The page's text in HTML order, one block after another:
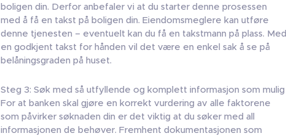
boligen din. Derfor anbefaler vi at du starter denne prosessen
med å få en takst på boligen din. Eiendomsmeglere kan utføre
denne tjenesten – eventuelt kan du få en takstmann på plass. Med
en godkjent takst for hånden vil det være en enkel sak å se på
belåningsgraden på huset.
Steg 3: Søk med så utfyllende og komplett informasjon som mulig
For at banken skal gjøre en korrekt vurdering av alle faktorene
som påvirker søknaden din er det viktig at du søker med all
informasjonen de behøver. Fremhent dokumentasjonen som